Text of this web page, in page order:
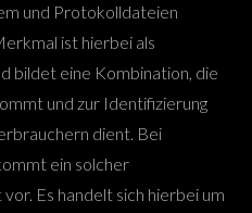
und Protokolldateien
ist hierbei als
bildet eine Kombination, die
und zur Identifizierung
dient. Bei
ein solcher
Es handelt sich hierbei um